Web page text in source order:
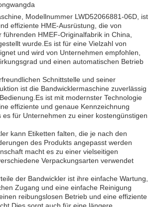
Modellnummer LWD52066881-06D, ist
effiziente HME-Ausrüstung, die von
führenden HMEF-Originalfabrik in China,
wurde.Es ist für eine Vielzahl von
und wird von Unternehmen empfohlen,
und einen automatischen Betrieb
Schnittstelle und seiner
ist die Bandwicklermaschine zuverlässig
ist mit modernster Technologie
effiziente und genaue Kennzeichnung
es für Unternehmen zu einer kostengünstigen
kann Etiketten falten, die je nach den
des Produkts angepasst werden
macht es zu einer vielseitigen
Verpackungsarten verwendet
der Bandwickler ist ihre einfache Wartung,
Zugang und eine einfache Reinigung
reibungslosen Betrieb und eine effiziente